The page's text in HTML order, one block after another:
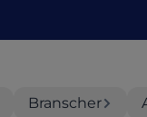
Branscher